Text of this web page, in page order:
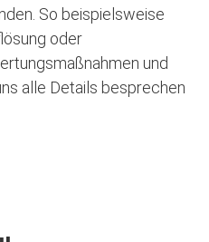
So beispielsweise
oder
und
alle Details besprechen